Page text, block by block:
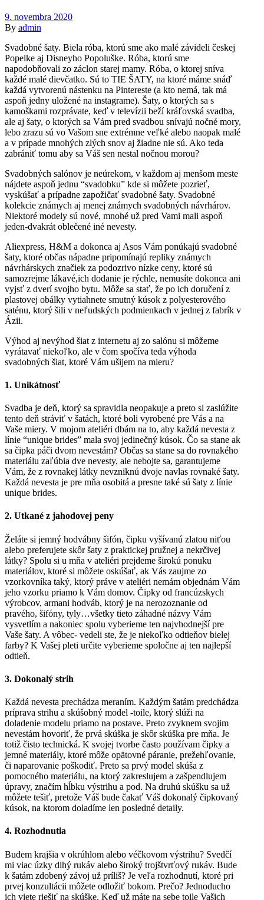
9. novembra 2020
By admin
Svadobné šaty. Biela róba, ktorú sme ako malé závideli českej
Popelke aj Disneyho Popoluške. Róba, ktorú sme
napodobňovali zo záclon starej mamy. Róba, o ktorej sníva
každé malé dievčatko. Sú to TIE ŠATY, na ktoré máme snáď
každá vytvorenú nástenku na Pintereste (a kto nemá, tak má
aspoň jedny uložené na instagrame). Šaty, o ktorých sa s
kamoškami rozprávate, keď v televízii beží kráľovská svadba,
ale aj šaty, o ktorých sa Vám pred svadbou snívajú nočné mory,
lebo zrazu sú vo Vašom sne extrémne veľké alebo naopak malé
a v prípade mnohých zlých snov aj žiadne nie sú. Ako teda
zabrániť tomu aby sa Váš sen nestal nočnou morou?
Svadobných salónov je neúrekom, v každom aj menšom meste
nájdete aspoň jednu “svadobku” kde si môžete pozrieť,
vyskúšať a prípadne zapožičať svadobné šaty. Svadobné
kolekcie známych aj menej známych svadobných návrhárov.
Niektoré modely sú nové, mnohé už pred Vami mali aspoň
jeden-dvakrát oblečené iné nevesty.
Aliexpress, H&M a dokonca aj Asos Vám ponúkajú svadobné
šaty, ktoré občas nápadne pripomínajú repliky známych
návrhárskych značiek za podozrivo nízke ceny, ktoré sú
samozrejme lákavé,ich dodanie je rýchle, nemusíte dokonca ani
vyjsť z dverí svojho bytu. Môže sa stať, že po ich doručení z
plastovej obálky vytiahnete smutný kúsok z polyesterového
saténu, ktorý šili v neľudských podmienkach v jednej z fabrík v
Ázii.
Výhod aj nevýhod šiat z internetu aj zo salónu si môžeme
vyrátavať niekoľko, ale v čom spočíva teda výhoda
svadobných šiat, ktoré Vám ušijem na mieru?
1. Unikátnosť
Svadba je deň, ktorý sa spravidla neopakuje a preto si zaslúžite
tento deň stráviť v šatách, ktoré boli vyrobené pre Vás a na
Vaše miery. V mojom ateliéri dbám na to, aby každá nevesta z
línie “unique brides” mala svoj jedinečný kúsok. Čo sa stane ak
sa čipka páči dvom nevestám? Občas sa stane sa do rovnakého
materiálu zaľúbia dve nevesty, ale nebojte sa, garantujeme
Vám, že z rovnakej látky nevzniknú dvoje navlas rovnaké šaty.
Každá nevesta je pre mňa osobitá a presne také sú šaty z línie
unique brides.
2. Utkané z jahodovej peny
Želáte si jemný hodvábny šifón, čipku vyšívanú zlatou niťou
alebo preferujete skôr šaty z praktickej pružnej a nekrčivej
látky? Spolu si u mňa v ateliéri prejdeme širokú ponuku
materiálov, ktoré si môžete oskúšať, ak Vás zaujme zo
vzorkovníka taký, ktorý práve v ateliéri nemám objednám Vám
jeho vzorku priamo k Vám domov. Čipky od francúzskych
výrobcov, armani hodváb, ktorý je na nerozoznanie od
pravého, šifóny, tyly…všetky tieto záhadné názvy Vám
vysvetlím a nakoniec spolu vyberieme ten najvhodnejší pre
Vaše šaty. A vôbec- vedeli ste, že je niekoľko odtieňov bielej
farby? K Vašej pleti určite vyberieme spoločne aj ten najlepší
odtieň.
3. Dokonalý strih
Každá nevesta prechádza meraním. Každým šatám predchádza
príprava strihu a skúšobný model -toile, ktorý slúži na
doladenie modelu priamo na postave. Preto zvyknem svojim
nevestám hovoriť, že prvá skúška je skôr skúška pre mňa. Je
totiž čisto technická. K svojej tvorbe často používam čipky a
jemné materiály, ktoré môže opätovné páranie, prežehľovanie,
či naparovanie poškodiť. Preto sa prvý model skúša z
pomocného materiálu, na ktorý zakreslujem a zašpendlujem
úpravy, značím hĺbku výstrihu a pod. Na druhú skúšku sa už
môžete tešiť, pretože Váš bude čakať Váš dokonalý čipkovaný
kúsok, na ktorom doladíme len posledné detaily.
4. Rozhodnutia
Budem krajšia v okrúhlom alebo véčkovom výstrihu? Svedčí
mi viac úzky dlhý rukáv alebo široký trojštvrťový rukáv. Bude
k šatám zdobený závoj už príliš? Je veľa rozhodnutí, ktoré pri
prvej konzultácii môžete odložiť bokom. Prečo? Jednoducho
ich viete riešiť na skúške. Keď už máte na sebe toile Vašich